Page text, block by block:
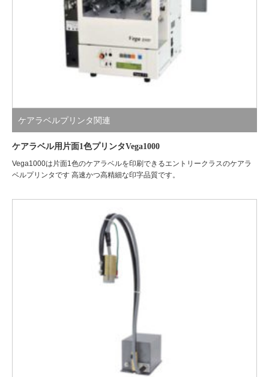
ケアラベルプリンタ関連
ケアラベル用片面1色プリンタVega1000
Vega1000は片面1色のケアラベルを印刷できるエントリークラスのケアラ
ベルプリンタです 高速かつ高精細な印字品質です。